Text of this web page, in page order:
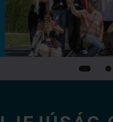
alkalommal valósult
Egyetemen.